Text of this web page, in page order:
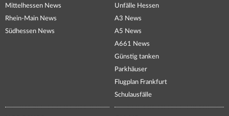
Mittelhessen News
Rhein-Main News
Südhessen News
Unfälle Hessen
A3 News
A5 News
A661 News
Günstig tanken
Parkhäuser
Flugplan Frankfurt
Schulausfälle